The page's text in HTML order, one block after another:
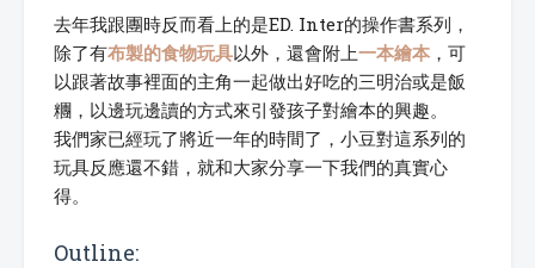
去年我跟團時反而看上的是ED. Inter的操作書系列，
除了有布製的食物玩具以外，還會附上一本繪本 ，可
以跟著故事裡面的主角一起做出好吃的三明治或是飯
糰，以邊玩邊讀的方式來引發孩子對繪本的興趣。
我們家已經玩了將近一年的時間了，小豆對這系列的
玩具反應還不錯，就和大家分享一下我們的真實心
得。
Outline: